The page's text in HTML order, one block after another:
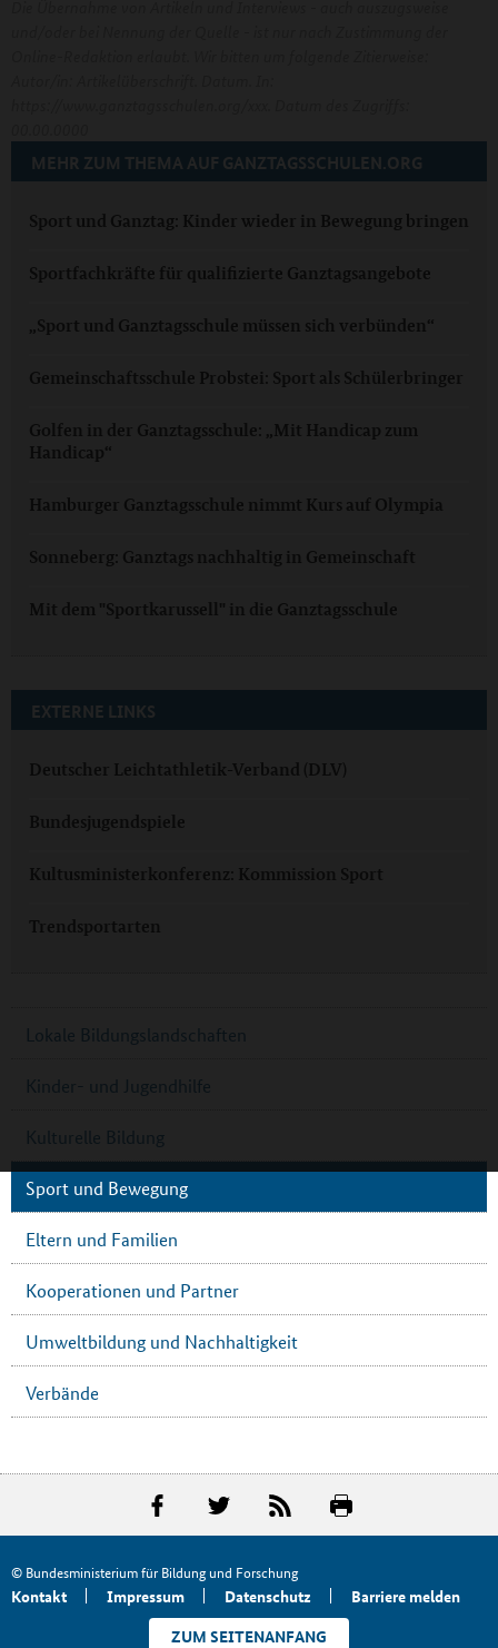
MEHR ZUM THEMA AUF GANZTAGSSCHULEN.ORG
Sport und Ganztag: Kinder wieder in Bewegung bringen
Sportfachkräfte für qualifizierte Ganztagsangebote
„Sport und Ganztagsschule müssen sich verbünden“
Gemeinschaftsschule Probstei: Sport als Schülerbringer
Golfen in der Ganztagsschule: „Mit Handicap zum
Handicap“
Hamburger Ganztagsschule nimmt Kurs auf Olympia
Sonneberg: Ganztags nachhaltig in Gemeinschaft
Mit dem "Sportkarussell" in die Ganztagsschule
EXTERNE LINKS
Deutscher Leichtathletik-Verband (DLV)
Bundesjugendspiele
Kultusministerkonferenz: Kommission Sport
Trendsportarten
Lokale Bildungslandschaften
Kinder- und Jugendhilfe
Kulturelle Bildung
Sport und Bewegung
Eltern und Familien
Kooperationen und Partner
Umweltbildung und Nachhaltigkeit
Verbände
ZUM SEITENANFANG
© Bundesministerium für Bildung und Forschung
Kontakt Impressum Datenschutz Barriere melden